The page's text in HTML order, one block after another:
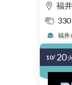
福井
330
福井
10/ 20 火